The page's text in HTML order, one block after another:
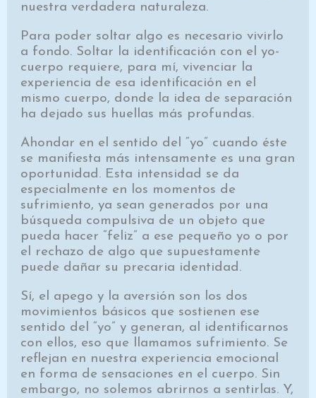
nuestra verdadera naturaleza.
Para poder soltar algo es necesario vivirlo
a fondo. Soltar la identificación con el yo-
cuerpo requiere, para mí, vivenciar la
experiencia de esa identificación en el
mismo cuerpo, donde la idea de separación
ha dejado sus huellas más profundas.
Ahondar en el sentido del “yo” cuando éste
se manifiesta más intensamente es una gran
oportunidad. Esta intensidad se da
especialmente en los momentos de
sufrimiento, ya sean generados por una
búsqueda compulsiva de un objeto que
pueda hacer “feliz” a ese pequeño yo o por
el rechazo de algo que supuestamente
puede dañar su precaria identidad.
Sí, el apego y la aversión son los dos
movimientos básicos que sostienen ese
sentido del “yo” y generan, al identificarnos
con ellos, eso que llamamos sufrimiento. Se
reflejan en nuestra experiencia emocional
en forma de sensaciones en el cuerpo. Sin
embargo, no solemos abrirnos a sentirlas. Y,